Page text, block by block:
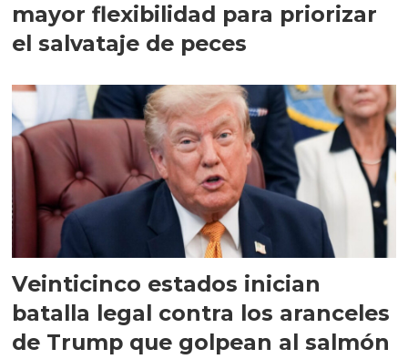
mayor flexibilidad para priorizar
el salvataje de peces
Veinticinco estados inician
batalla legal contra los aranceles
de Trump que golpean al salmón